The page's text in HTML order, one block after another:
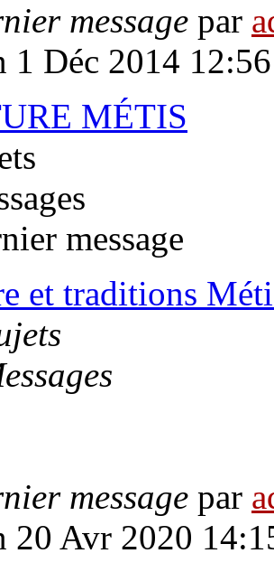
message par
1 Déc 2014 12:56
MÉTIS
message
et traditions
message par
20 Avr 2020